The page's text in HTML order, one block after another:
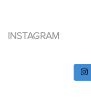
INSTAGRAM